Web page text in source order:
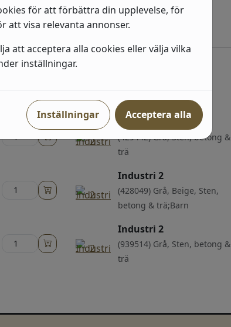
Sten, betong & trä;Barn
Industri 2
(429442) Grå, Sten, betong &
trä
Industri 2
(428049) Grå, Beige, Sten,
betong & trä;Barn
Industri 2
(939514) Grå, Sten, betong &
trä
för att förbättra din upplevelse, för
att visa relevanta annonser.
att acceptera alla cookies eller välja vilka
inställningar.
Inställningar Acceptera alla